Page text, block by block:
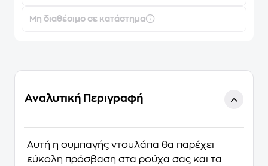
Μη διαθέσιμο σε κατάστημα
Αναλυτική Περιγραφή
Αυτή η συμπαγής ντουλάπα θα παρέχει
εύκολη πρόσβαση στα ρούχα σας και τα